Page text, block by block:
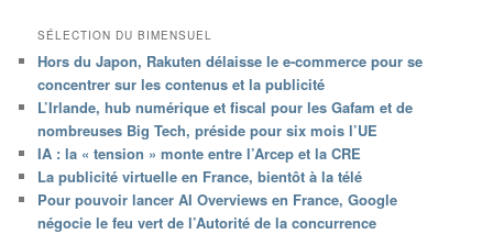
SÉLECTION DU BIMENSUEL
Hors du Japon, Rakuten délaisse le e-commerce pour se
concentrer sur les contenus et la publicité
L’Irlande, hub numérique et fiscal pour les Gafam et de
nombreuses Big Tech, préside pour six mois l’UE
IA : la « tension » monte entre l’Arcep et la CRE
La publicité virtuelle en France, bientôt à la télé
Pour pouvoir lancer AI Overviews en France, Google
négocie le feu vert de l’Autorité de la concurrence